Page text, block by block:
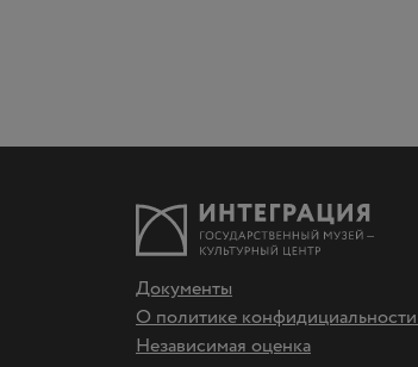
Документы
О политике
Независимая оценка